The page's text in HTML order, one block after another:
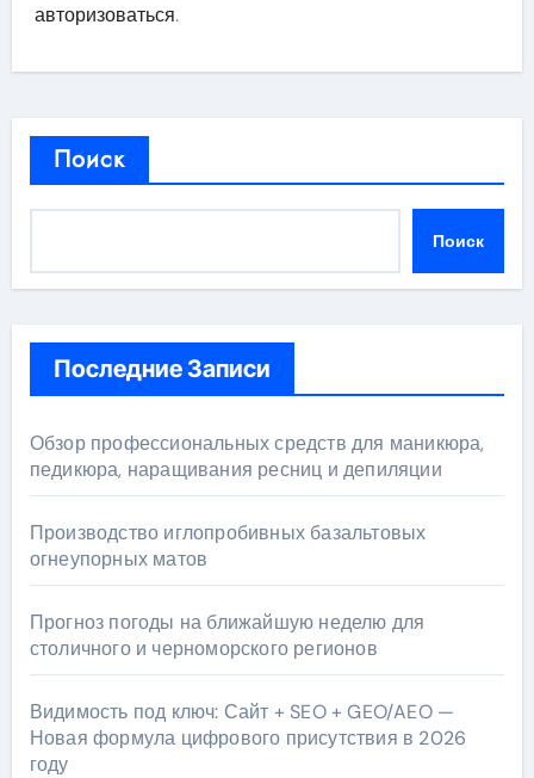
авторизоваться.
Поиск
Поиск
Последние Записи
Обзор профессиональных средств для маникюра,
педикюра, наращивания ресниц и депиляции
Производство иглопробивных базальтовых
огнеупорных матов
Прогноз погоды на ближайшую неделю для
столичного и черноморского регионов
Видимость под ключ: Сайт + SEO + GEO/AEO —
Новая формула цифрового присутствия в 2026
году